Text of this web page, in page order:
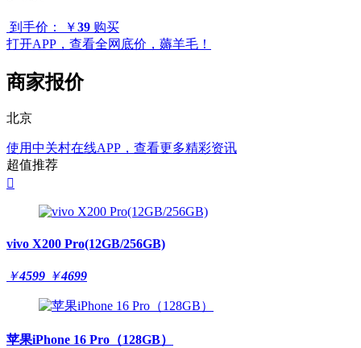
到手价： ￥39 购买
打开APP，查看全网底价，薅羊毛！
商家报价
北京
使用中关村在线APP，查看更多精彩资讯
超值推荐

vivo X200 Pro(12GB/256GB)
￥4599 ￥4699
苹果iPhone 16 Pro（128GB）